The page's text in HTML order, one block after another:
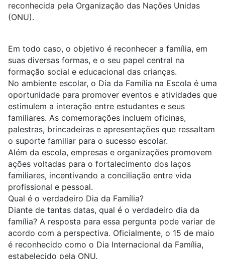
reconhecida pela Organização das Nações Unidas
(ONU).
Em todo caso, o objetivo é reconhecer a família, em
suas diversas formas, e o seu papel central na
formação social e educacional das crianças.
No ambiente escolar, o Dia da Família na Escola é uma
oportunidade para promover eventos e atividades que
estimulem a interação entre estudantes e seus
familiares. As comemorações incluem oficinas,
palestras, brincadeiras e apresentações que ressaltam
o suporte familiar para o sucesso escolar.
Além da escola, empresas e organizações promovem
ações voltadas para o fortalecimento dos laços
familiares, incentivando a conciliação entre vida
profissional e pessoal.
Qual é o verdadeiro Dia da Família?
Diante de tantas datas, qual é o verdadeiro dia da
família? A resposta para essa pergunta pode variar de
acordo com a perspectiva. Oficialmente, o 15 de maio
é reconhecido como o Dia Internacional da Família,
estabelecido pela ONU.